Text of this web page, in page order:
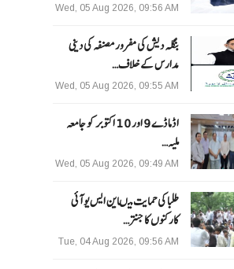
Wed, 05 Aug 2026, 09:56 AM
بنگلہ دیش کی مفرور مصنفہ کی دینی
مدارس کے خلاف…
Wed, 05 Aug 2026, 09:55 AM
ا ڈما ڈے 9 اور 10 اکتوبر کو جامعہ
ملیہ…
Wed, 05 Aug 2026, 09:49 AM
طلبا کی حمایت میںاین ایس یو آئی
کارکنوں کا جنتر…
Tue, 04 Aug 2026, 09:56 AM